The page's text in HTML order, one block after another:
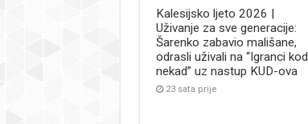
Kalesijsko ljeto 2026 |
Uživanje za sve generacije:
Šarenko zabavio mališane,
odrasli uživali na “Igranci kod
nekad” uz nastup KUD-ova
23 sata prije